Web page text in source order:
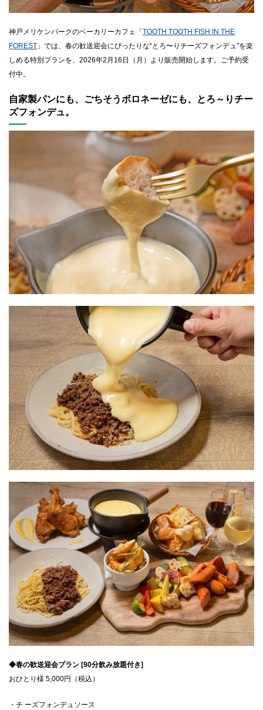
神戸メリケンパークのベーカリーカフェ「TOOTH TOOTH FISH IN THE
FOREST 」では、春の歓送迎会にぴったりな“とろ〜りチーズフォンデュ”を楽
しめる特別プランを、2026年2月16日（月）より販売開始します。ご予約受
付中。
自家製パンにも、ごちそうボロネーゼにも、とろ～りチー
ズフォンデュ。
◆春の歓送迎会プラン [90分飲み放題付き]
おひとり様 5,000円（税込）
・チ ーズフォンデュソース